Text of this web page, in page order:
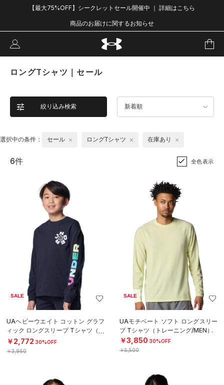
【最大75%OFF】シークレットセール開催中 ｜ 詳細はこちら
商品のお届けに関するお知らせ
ロングTシャツ｜セール
絞り込み検索 新着順
選択中の条件： セール ロングTシャツ 在庫あり
6件 全色表示
SALE
UAヘビーウエイト コットン グラフ
ィック ロングスリーブ Tシャツ（ト
レーニング/BOYS）
￥2,772 30%OFF
￥3,960
SALE
UAモチベート ソフト ロングスリー
ブ Tシャツ（トレーニング/MEN）
￥3,850 30%OFF
￥5,500